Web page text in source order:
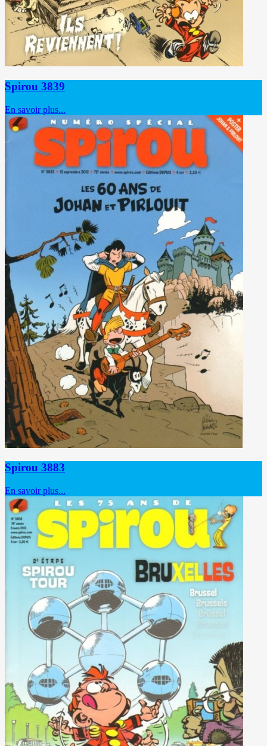
Spirou 3839
En savoir plus...
Spirou 3883
En savoir plus...